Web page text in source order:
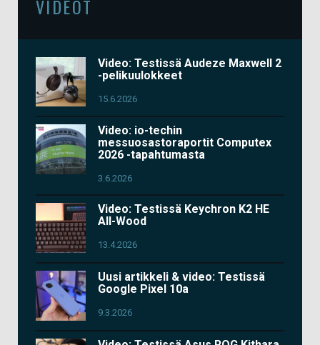
VIDEOT
Video: Testissä Audeze Maxwell 2
-pelikuulokkeet
15.6.2026
Video: io-techin
messuosastoraportit Computex
2026 -tapahtumasta
3.6.2026
Video: Testissä Keychron K2 HE
All-Wood
13.4.2026
Uusi artikkeli & video: Testissä
Google Pixel 10a
9.3.2026